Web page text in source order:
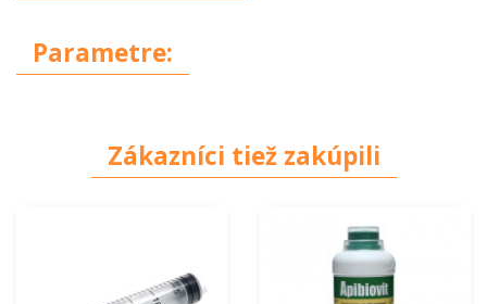
Parametre:
Zákazníci tiež zakúpili